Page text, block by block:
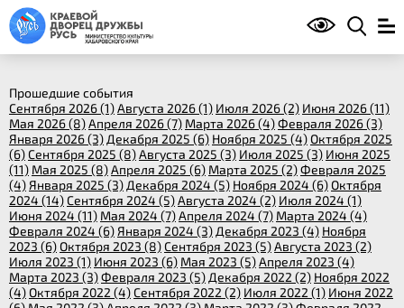
Прошедшие события
Сентября 2026 (1)Августа 2026 (1) Июля 2026 (2) Июня 2026 (11)
Мая 2026 (8)Апреля 2026 (7) Марта 2026 (4)Февраля 2026 (3)
Января 2026 (3) Декабря 2025 (6) Ноября 2025 (4)Октября 2025
(6)Сентября 2025 (8)Августа 2025 (3) Июля 2025 (3) Июня 2025
(11) Мая 2025 (8)Апреля 2025 (6) Марта 2025 (2)Февраля 2025
(4) Января 2025 (3) Декабря 2024 (5) Ноября 2024 (6)Октября
2024 (14)Сентября 2024 (5)Августа 2024 (2) Июля 2024 (1)
Июня 2024 (11) Мая 2024 (7)Апреля 2024 (7) Марта 2024 (4)
Февраля 2024 (6) Января 2024 (3) Декабря 2023 (4) Ноября
2023 (6)Октября 2023 (8)Сентября 2023 (5)Августа 2023 (2)
Июля 2023 (1) Июня 2023 (6) Мая 2023 (5)Апреля 2023 (4)
Марта 2023 (3)Февраля 2023 (5) Декабря 2022 (2) Ноября 2022
(4)Октября 2022 (4)Сентября 2022 (2) Июля 2022 (1) Июня 2022